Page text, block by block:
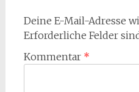
Deine E-Mail-Adresse
Erforderliche Felder
Kommentar *